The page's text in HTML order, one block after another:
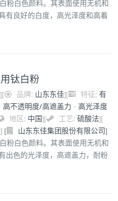
粉白色颜料。其表面使用无机和
有良好的白度，高光泽度和高着
钛白粉
][ 品牌: 山东东佳][ 特征: 有
高不透明度/高遮盖力 - 高光泽度
地区: 中国][ 工艺: 硫酸法][
] [ 山东东佳集团股份有限公司 ]
粉白色颜料。其表面使用无机和
出色的光泽度，高遮盖力，耐粉